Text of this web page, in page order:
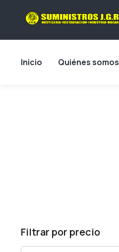
Inicio Quiénes somos
Filtrar por precio